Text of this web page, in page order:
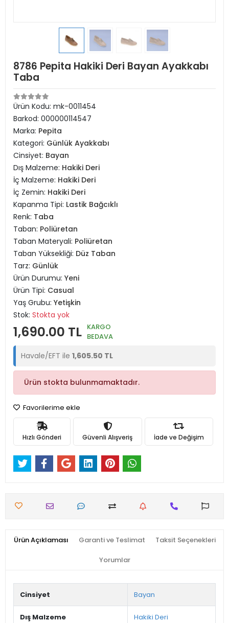
8786 Pepita Hakiki Deri Bayan Ayakkabı
Taba
Ürün Kodu: mk-0011454
Barkod: 000000114547
Marka: Pepita
Kategori: Günlük Ayakkabı
Cinsiyet: Bayan
Dış Malzeme: Hakiki Deri
İç Malzeme: Hakiki Deri
İç Zemin: Hakiki Deri
Kapanma Tipi: Lastik Bağcıklı
Renk: Taba
Taban: Poliüretan
Taban Materyali: Poliüretan
Taban Yüksekliği: Düz Taban
Tarz: Günlük
Ürün Durumu: Yeni
Ürün Tipi: Casual
Yaş Grubu: Yetişkin
Stok: Stokta yok
1,690.00 TL KARGO
BEDAVA
Havale/EFT ile 1,605.50 TL
Ürün stokta bulunmamaktadır.
Favorilerime ekle
Hızlı Gönderi Güvenli Alışveriş İade ve Değişim
Ürün Açıklaması Garanti ve Teslimat Taksit Seçenekleri
Yorumlar
Cinsiyet Bayan
Dış Malzeme Hakiki Deri